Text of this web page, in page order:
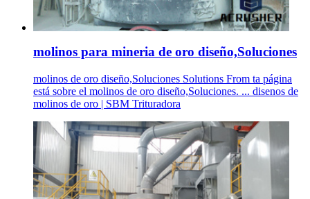
molinos para mineria de oro diseño,Soluciones
molinos de oro diseño,Soluciones Solutions From ta página
está sobre el molinos de oro diseño,Soluciones. ... disenos de
molinos de oro | SBM Trituradora